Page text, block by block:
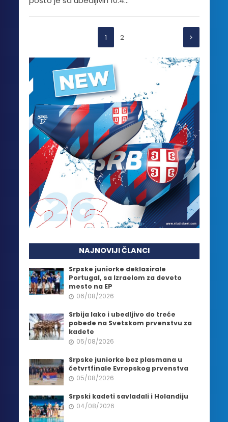
1 2
NAJNOVIJI ČLANCI
Srpske juniorke deklasirale
Portugal, sa Izraelom za deveto
mesto na EP
06/08/2026
Srbija lako i ubedljivo do treće
pobede na Svetskom prvenstvu za
kadete
05/08/2026
Srpske juniorke bez plasmana u
četvrtfinale Evropskog prvenstva
05/08/2026
Srpski kadeti savladali i Holandiju
04/08/2026